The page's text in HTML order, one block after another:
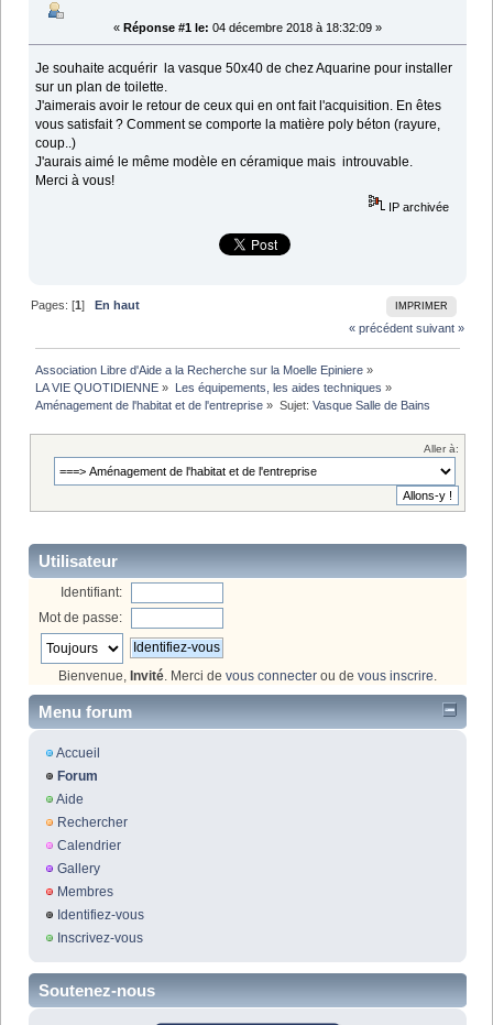
« Réponse #1 le: 04 décembre 2018 à 18:32:09 »
Je souhaite acquérir la vasque 50x40 de chez Aquarine pour installer
sur un plan de toilette.
J'aimerais avoir le retour de ceux qui en ont fait l'acquisition. En êtes
vous satisfait ? Comment se comporte la matière poly béton (rayure,
coup..)
J'aurais aimé le même modèle en céramique mais introuvable.
Merci à vous!
IP archivée
IMPRIMER
Pages: [1]En haut
« précédent suivant »
Association Libre d'Aide a la Recherche sur la Moelle Epiniere »
LA VIE QUOTIDIENNE » Les équipements, les aides techniques »
Aménagement de l'habitat et de l'entreprise » Sujet: Vasque Salle de Bains
Aller à:
Utilisateur
Identifiant:
Mot de passe:
Bienvenue, Invité. Merci de vous connecter ou de vous inscrire.
Menu forum
Accueil
Forum
Aide
Rechercher
Calendrier
Gallery
Membres
Identifiez-vous
Inscrivez-vous
Soutenez-nous